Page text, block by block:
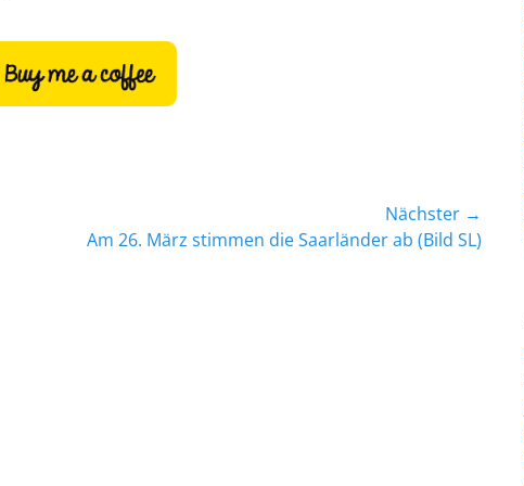
Nächster →
Nächster
Am 26. März stimmen die Saarländer ab (Bild SL)